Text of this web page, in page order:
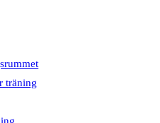
träning